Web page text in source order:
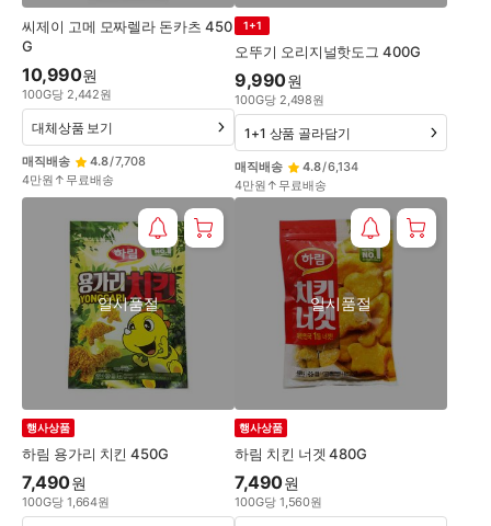
씨제이 고메 모짜렐라 돈카츠 450
G
10,990원
100G당 2,442원
매직배송 4.8/7,708
4만원↑무료배송
대체상품 보기
오뚜기 오리지널핫도그 400G
1+1
9,990원
100G당 2,498원
매직배송 4.8/6,134
4만원↑무료배송
1+1 상품 골라담기
하림 용가리 치킨 450G
일시품절
행사상품
7,490원
100G당 1,664원
하림 치킨 너겟 480G
일시품절
행사상품
7,490원
100G당 1,560원